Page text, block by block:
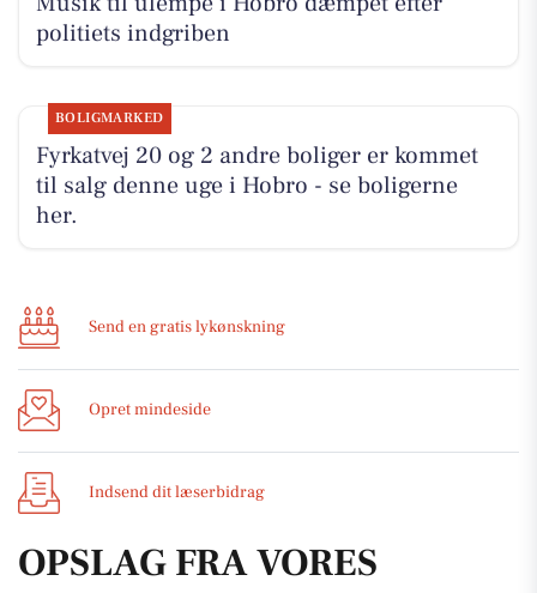
politiets indgriben
BOLIGMARKED
Fyrkatvej 20 og 2 andre boliger er kommet
til salg denne uge i Hobro - se boligerne
her.
Send en gratis lykønskning
Opret mindeside
Indsend dit læserbidrag
OPSLAG FRA VORES